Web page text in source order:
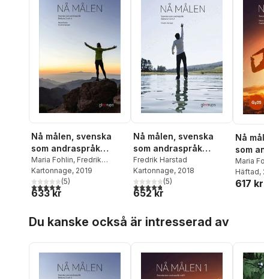
Nå målen, svenska
som andraspråk
delkurs 3 och 4
Maria Fohlin, Fredrik
Harstad
Kartonnage, 2019
5,0utav 5 stjärnor. Totalt antal röster:
(5)
633 kr
Nå målen, svenska
som andraspråk
delkurs 1 och 2
Fredrik Harstad
Kartonnage, 2018
4,8utav 5 stjärnor. Totalt antal röster:
(5)
652 kr
Nå
som
bok,
Maria
Harstad
Häftad,
617 kr
Du kanske också är intresserad av